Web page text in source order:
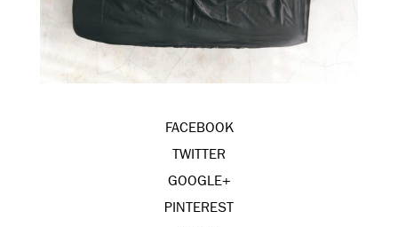
FACEBOOK
TWITTER
GOOGLE+
PINTEREST